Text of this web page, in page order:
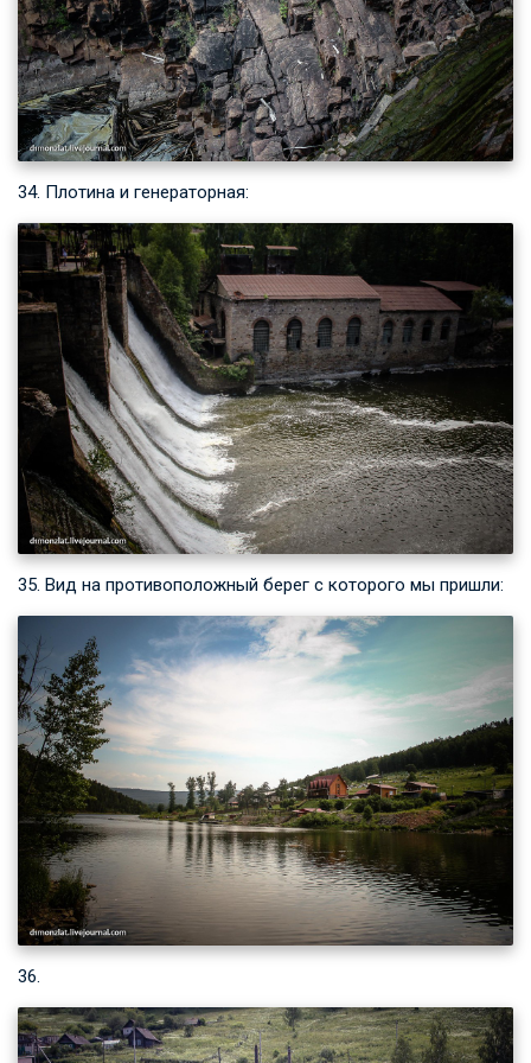
34. Плотина и генераторная:
35. Вид на противоположный берег с которого мы пришли:
36.